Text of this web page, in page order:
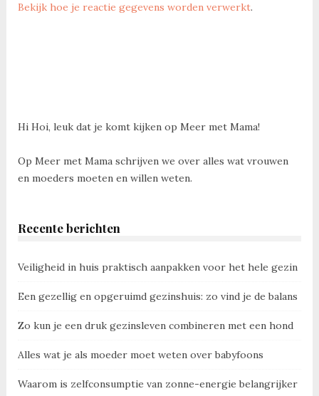
Bekijk hoe je reactie gegevens worden verwerkt.
Hi Hoi, leuk dat je komt kijken op Meer met Mama!
Op Meer met Mama schrijven we over alles wat vrouwen
en moeders moeten en willen weten.
Recente berichten
Veiligheid in huis praktisch aanpakken voor het hele gezin
Een gezellig en opgeruimd gezinshuis: zo vind je de balans
Zo kun je een druk gezinsleven combineren met een hond
Alles wat je als moeder moet weten over babyfoons
Waarom is zelfconsumptie van zonne-energie belangrijker